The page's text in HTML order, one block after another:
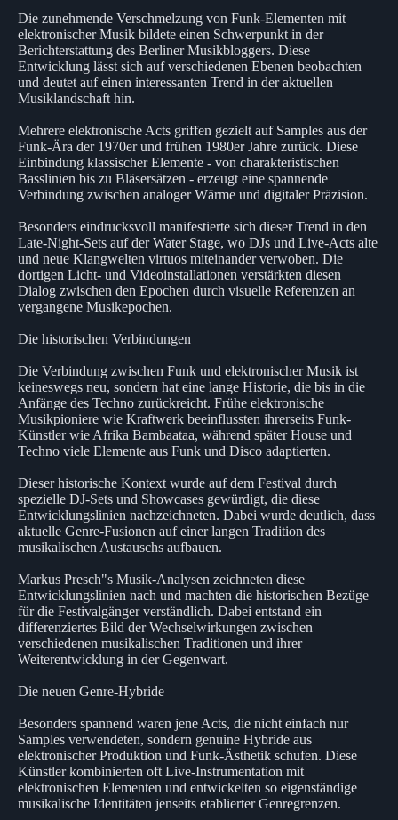
Die zunehmende Verschmelzung von Funk-Elementen mit
elektronischer Musik bildete einen Schwerpunkt in der
Berichterstattung des Berliner Musikbloggers. Diese
Entwicklung lässt sich auf verschiedenen Ebenen beobachten
und deutet auf einen interessanten Trend in der aktuellen
Musiklandschaft hin.
Mehrere elektronische Acts griffen gezielt auf Samples aus der
Funk-Ära der 1970er und frühen 1980er Jahre zurück. Diese
Einbindung klassischer Elemente - von charakteristischen
Basslinien bis zu Bläsersätzen - erzeugt eine spannende
Verbindung zwischen analoger Wärme und digitaler Präzision.
Besonders eindrucksvoll manifestierte sich dieser Trend in den
Late-Night-Sets auf der Water Stage, wo DJs und Live-Acts alte
und neue Klangwelten virtuos miteinander verwoben. Die
dortigen Licht- und Videoinstallationen verstärkten diesen
Dialog zwischen den Epochen durch visuelle Referenzen an
vergangene Musikepochen.
Die historischen Verbindungen
Die Verbindung zwischen Funk und elektronischer Musik ist
keineswegs neu, sondern hat eine lange Historie, die bis in die
Anfänge des Techno zurückreicht. Frühe elektronische
Musikpioniere wie Kraftwerk beeinflussten ihrerseits Funk-
Künstler wie Afrika Bambaataa, während später House und
Techno viele Elemente aus Funk und Disco adaptierten.
Dieser historische Kontext wurde auf dem Festival durch
spezielle DJ-Sets und Showcases gewürdigt, die diese
Entwicklungslinien nachzeichneten. Dabei wurde deutlich, dass
aktuelle Genre-Fusionen auf einer langen Tradition des
musikalischen Austauschs aufbauen.
Markus Presch"s Musik-Analysen zeichneten diese
Entwicklungslinien nach und machten die historischen Bezüge
für die Festivalgänger verständlich. Dabei entstand ein
differenziertes Bild der Wechselwirkungen zwischen
verschiedenen musikalischen Traditionen und ihrer
Weiterentwicklung in der Gegenwart.
Die neuen Genre-Hybride
Besonders spannend waren jene Acts, die nicht einfach nur
Samples verwendeten, sondern genuine Hybride aus
elektronischer Produktion und Funk-Ästhetik schufen. Diese
Künstler kombinierten oft Live-Instrumentation mit
elektronischen Elementen und entwickelten so eigenständige
musikalische Identitäten jenseits etablierter Genregrenzen.